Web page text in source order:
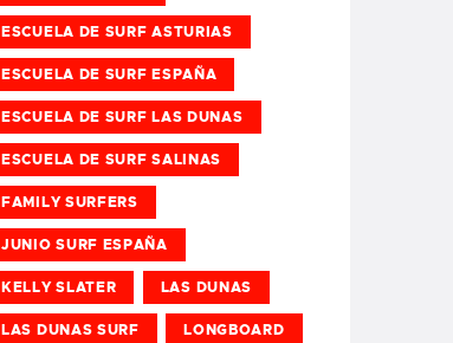
ESCUELA DE SURF ASTURIAS
ESCUELA DE SURF ESPAÑA
ESCUELA DE SURF LAS DUNAS
ESCUELA DE SURF SALINAS
FAMILY SURFERS
JUNIO SURF ESPAÑA
KELLY SLATER LAS DUNAS
LAS DUNAS SURF LONGBOARD